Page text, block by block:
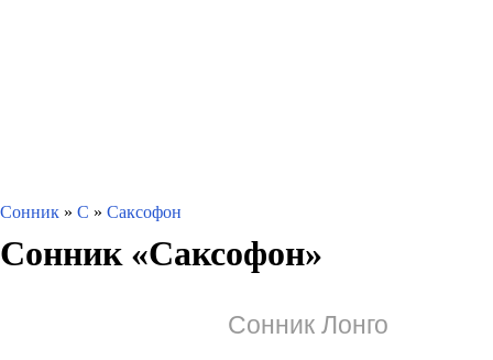
Сонник » С » Саксофон
Сонник «Саксофон»
Сонник Лонго